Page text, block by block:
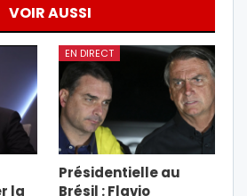
VOIR AUSSI
la
EN DIRECT
Présidentielle au
Brésil : Flavio